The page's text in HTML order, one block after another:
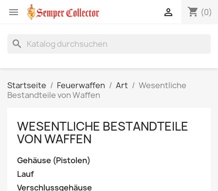
 shopping_cart (0)

search
Startseite Feuerwaffen Art
Wesentliche
Bestandteile von Waffen
WESENTLICHE BESTANDTEILE
VON WAFFEN
Gehäuse (Pistolen)
Lauf
Verschlussgehäuse